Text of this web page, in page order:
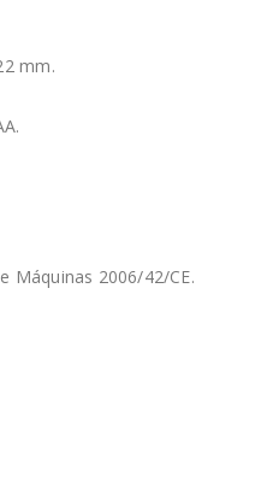
mm.
Máquinas 2006/42/CE.